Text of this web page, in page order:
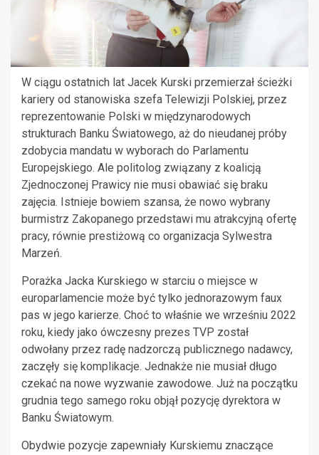
W ciągu ostatnich lat Jacek Kurski przemierzał ścieżki
kariery od stanowiska szefa Telewizji Polskiej, przez
reprezentowanie Polski w międzynarodowych
strukturach Banku Światowego, aż do nieudanej próby
zdobycia mandatu w wyborach do Parlamentu
Europejskiego. Ale politolog związany z koalicją
Zjednoczonej Prawicy nie musi obawiać się braku
zajęcia. Istnieje bowiem szansa, że nowo wybrany
burmistrz Zakopanego przedstawi mu atrakcyjną ofertę
pracy, równie prestiżową co organizacja Sylwestra
Marzeń.
Porażka Jacka Kurskiego w starciu o miejsce w
europarlamencie może być tylko jednorazowym faux
pas w jego karierze. Choć to właśnie we wrześniu 2022
roku, kiedy jako ówczesny prezes TVP został
odwołany przez radę nadzorczą publicznego nadawcy,
zaczęły się komplikacje. Jednakże nie musiał długo
czekać na nowe wyzwanie zawodowe. Już na początku
grudnia tego samego roku objął pozycję dyrektora w
Banku Światowym.
Obydwie pozycje zapewniały Kurskiemu znaczące